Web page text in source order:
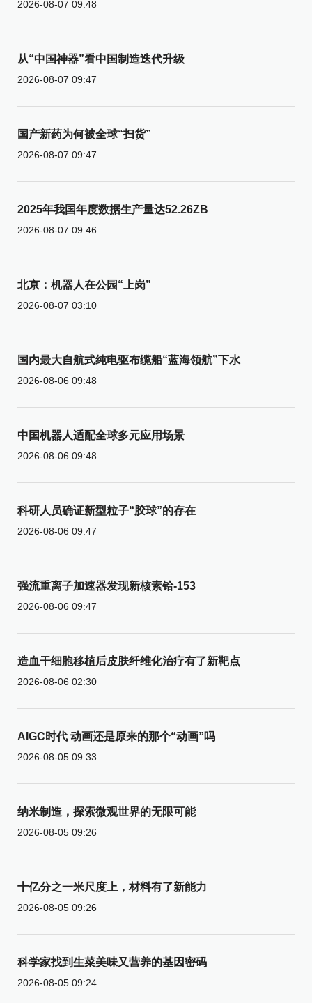
2026-08-07 09:48
从“中国神器”看中国制造迭代升级
2026-08-07 09:47
国产新药为何被全球“扫货”
2026-08-07 09:47
2025年我国年度数据生产量达52.26ZB
2026-08-07 09:46
北京：机器人在公园“上岗”
2026-08-07 03:10
国内最大自航式纯电驱布缆船“蓝海领航”下水
2026-08-06 09:48
中国机器人适配全球多元应用场景
2026-08-06 09:48
科研人员确证新型粒子“胶球”的存在
2026-08-06 09:47
强流重离子加速器发现新核素铪-153
2026-08-06 09:47
造血干细胞移植后皮肤纤维化治疗有了新靶点
2026-08-06 02:30
AIGC时代 动画还是原来的那个“动画”吗
2026-08-05 09:33
纳米制造，探索微观世界的无限可能
2026-08-05 09:26
十亿分之一米尺度上，材料有了新能力
2026-08-05 09:26
科学家找到生菜美味又营养的基因密码
2026-08-05 09:24